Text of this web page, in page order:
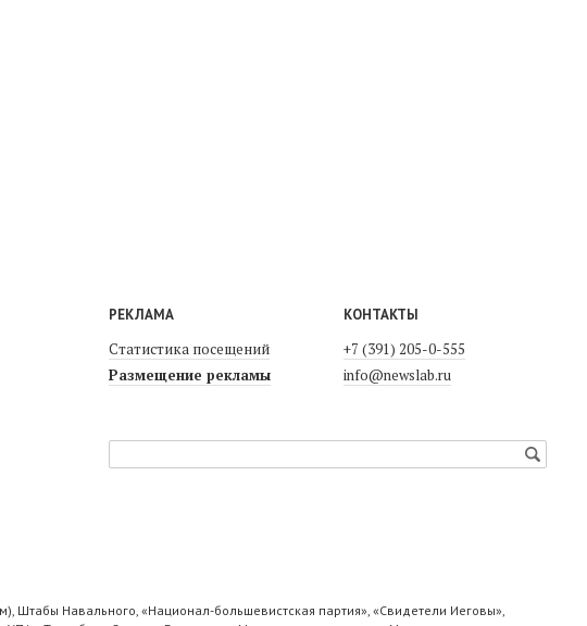
РЕКЛАМА
Статистика посещений
Размещение рекламы
КОНТАКТЫ
+7 (391) 205-0-555
info@newslab.ru
Навального, «Национал-большевистская партия», «Свидетели Иеговы»,